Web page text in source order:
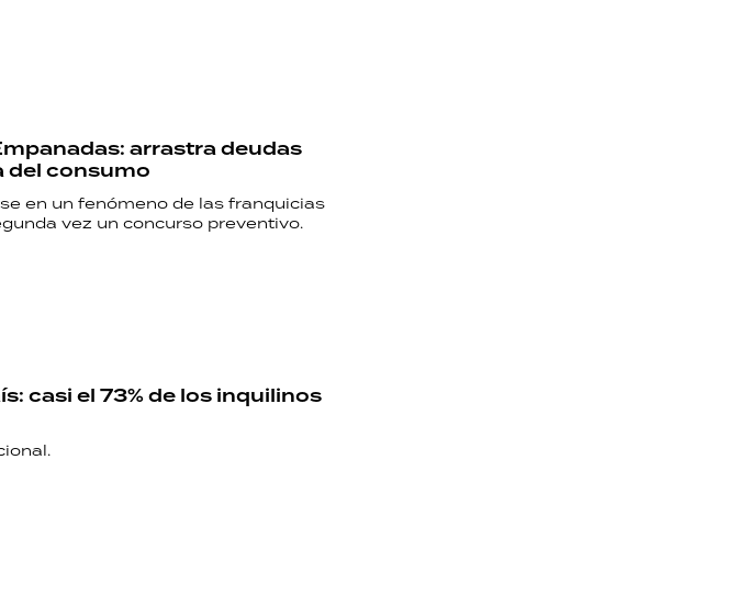
arrastra deudas
del consumo
en un fenómeno de las franquicias
vez un concurso preventivo.
casi el 73% de los inquilinos